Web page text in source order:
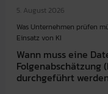
5. August 2026
Was Unternehmen prüfen
Einsatz von KI
Wann muss eine
Folgenabschätzung
durchgeführt